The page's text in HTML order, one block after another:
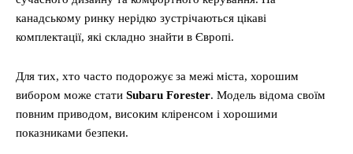
канадському ринку нерідко зустрічаються цікаві
комплектації, які складно знайти в Європі.
Для тих, хто часто подорожує за межі міста, хорошим
вибором може стати Subaru Forester. Модель відома своїм
повним приводом, високим кліренсом і хорошими
показниками безпеки.